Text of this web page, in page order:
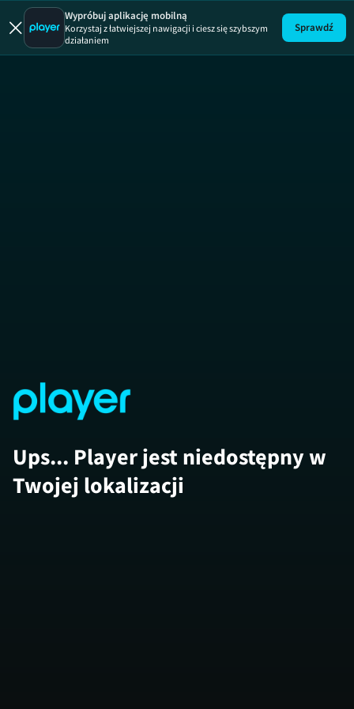
Wypróbuj aplikację mobilną
Korzystaj z łatwiejszej nawigacji i ciesz się szybszym
działaniem
Sprawdź
Ups... Player jest niedostępny w
Twojej lokalizacji